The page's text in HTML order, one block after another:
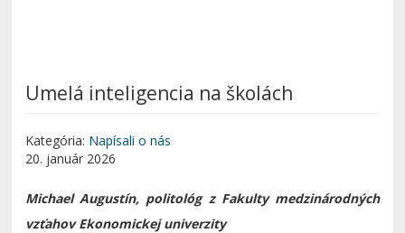
Umelá inteligencia na školách
Kategória: Napísali o nás
20. január 2026
Michael Augustín, politológ z Fakulty medzinárodných
vzťahov Ekonomickej univerzity